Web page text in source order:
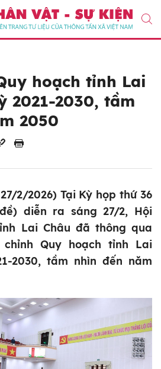
hoạch tỉnh Lai
2021-2030, tầm
2050
2/2026) Tại Kỳ họp thứ 36
diễn ra sáng 27/2, Hội
Lai Châu đã thông qua
Quy hoạch tỉnh Lai
2030, tầm nhìn đến năm